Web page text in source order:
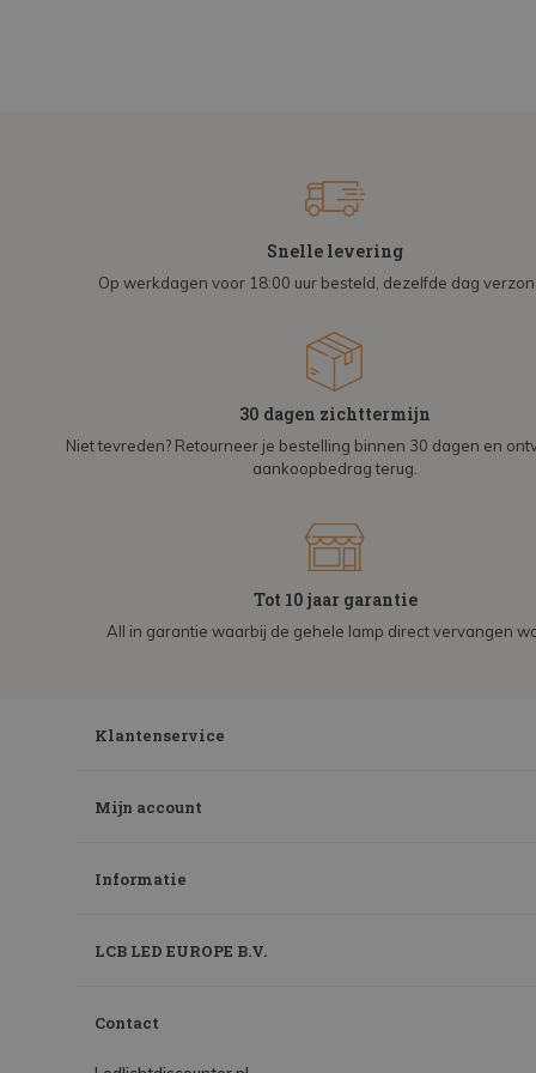
Snelle levering
Op werkdagen voor 18:00 uur besteld, dezelfde dag
30 dagen zichttermijn
Niet tevreden? Retourneer je bestelling binnen 30 dagen en
aankoopbedrag terug.
Tot 10 jaar garantie
All in garantie waarbij de gehele lamp direct vervangen
Klantenservice
Mijn account
Informatie
LCB LED EUROPE B.V.
Contact